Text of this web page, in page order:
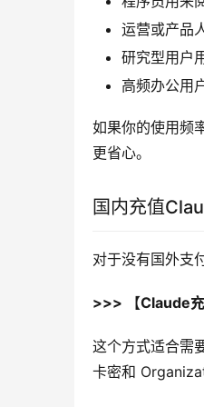
运营或产品
研究型用户
高频办公用
如果你的使用频
更省心。
国内充值
对于没有国外支
>>> 【Claude充
这个方式适合需
卡密和